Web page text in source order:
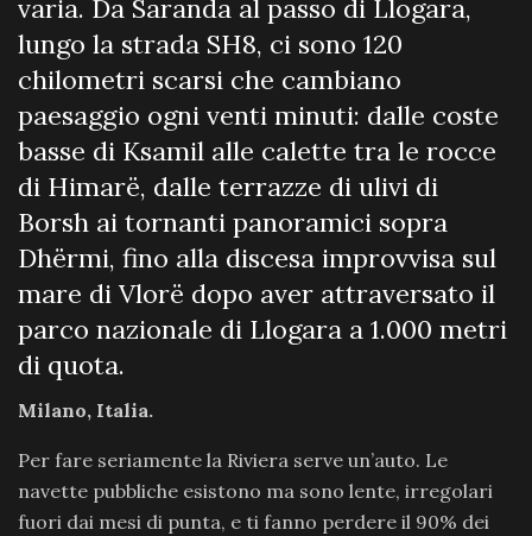
varia. Da Saranda al passo di Llogara,
lungo la strada SH8, ci sono 120
chilometri scarsi che cambiano
paesaggio ogni venti minuti: dalle coste
basse di Ksamil alle calette tra le rocce
di Himarë, dalle terrazze di ulivi di
Borsh ai tornanti panoramici sopra
Dhërmi, fino alla discesa improvvisa sul
mare di Vlorë dopo aver attraversato il
parco nazionale di Llogara a 1.000 metri
di quota.
Milano, Italia.
Per fare seriamente la Riviera serve un’auto. Le
navette pubbliche esistono ma sono lente, irregolari
fuori dai mesi di punta, e ti fanno perdere il 90% dei